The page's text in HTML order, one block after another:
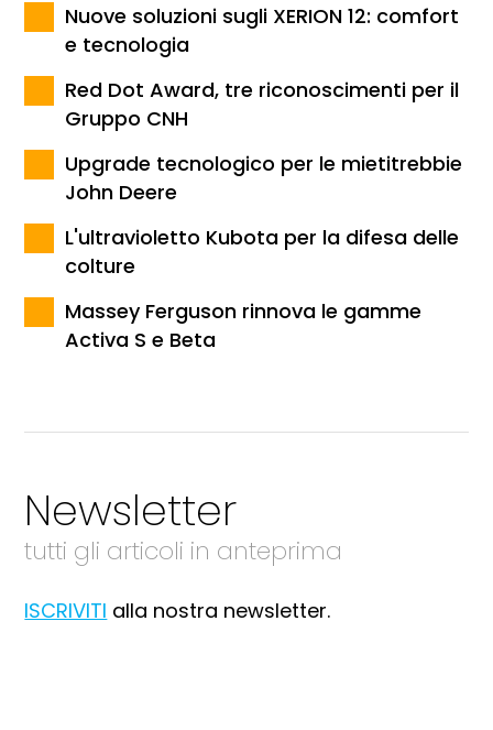
Nuove soluzioni sugli XERION 12: comfort
e tecnologia
Red Dot Award, tre riconoscimenti per il
Gruppo CNH
Upgrade tecnologico per le mietitrebbie
John Deere
L'ultravioletto Kubota per la difesa delle
colture
Massey Ferguson rinnova le gamme
Activa S e Beta
Newsletter
tutti gli articoli in anteprima
ISCRIVITI alla nostra newsletter.